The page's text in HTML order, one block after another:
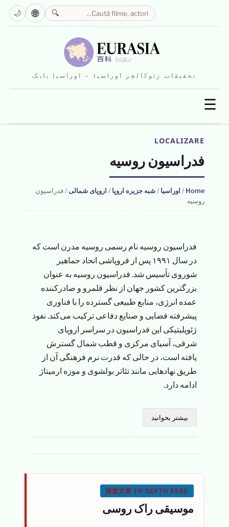
تحقیقات ژئوکالچر اوراسیا – اوراسیا بایک
☰
🔍
🌐
🌙
LOCALIZARE
فدراسیون روسیه
Home
/ اوراسیا / شبه جزیره اروپا / اروپای شمالی / فدراسیون
روسیه
فدراسیون روسیه نام رسمی روسیه مدرن است که
در سال ۱۹۹۱ پس از فروپاشی اتحاد جماهیر
شوروی تأسیس شد. فدراسیون روسیه به عنوان
بزرگترین کشور جهان از نظر قلمرو و صادرکننده
عمده انرژی، منابع طبیعی گسترده را با فناوری
پیشرفته فضایی و صنایع دفاعی ترکیب می‌کند. نفوذ
ژئوپلیتیکی این فدراسیون در سراسر اروپای
شرقی، آسیای مرکزی و قطب شمال گسترش
یافته است، در حالی که قدرت نرم فرهنگی آن از
طریق نهادهایی مانند تئاتر بولشوی و موزه ارمیتاژ
ادامه دارد.
بیشتر بخوانید
深度文章 IN-DEPTH READ
موسیقی راک روسی